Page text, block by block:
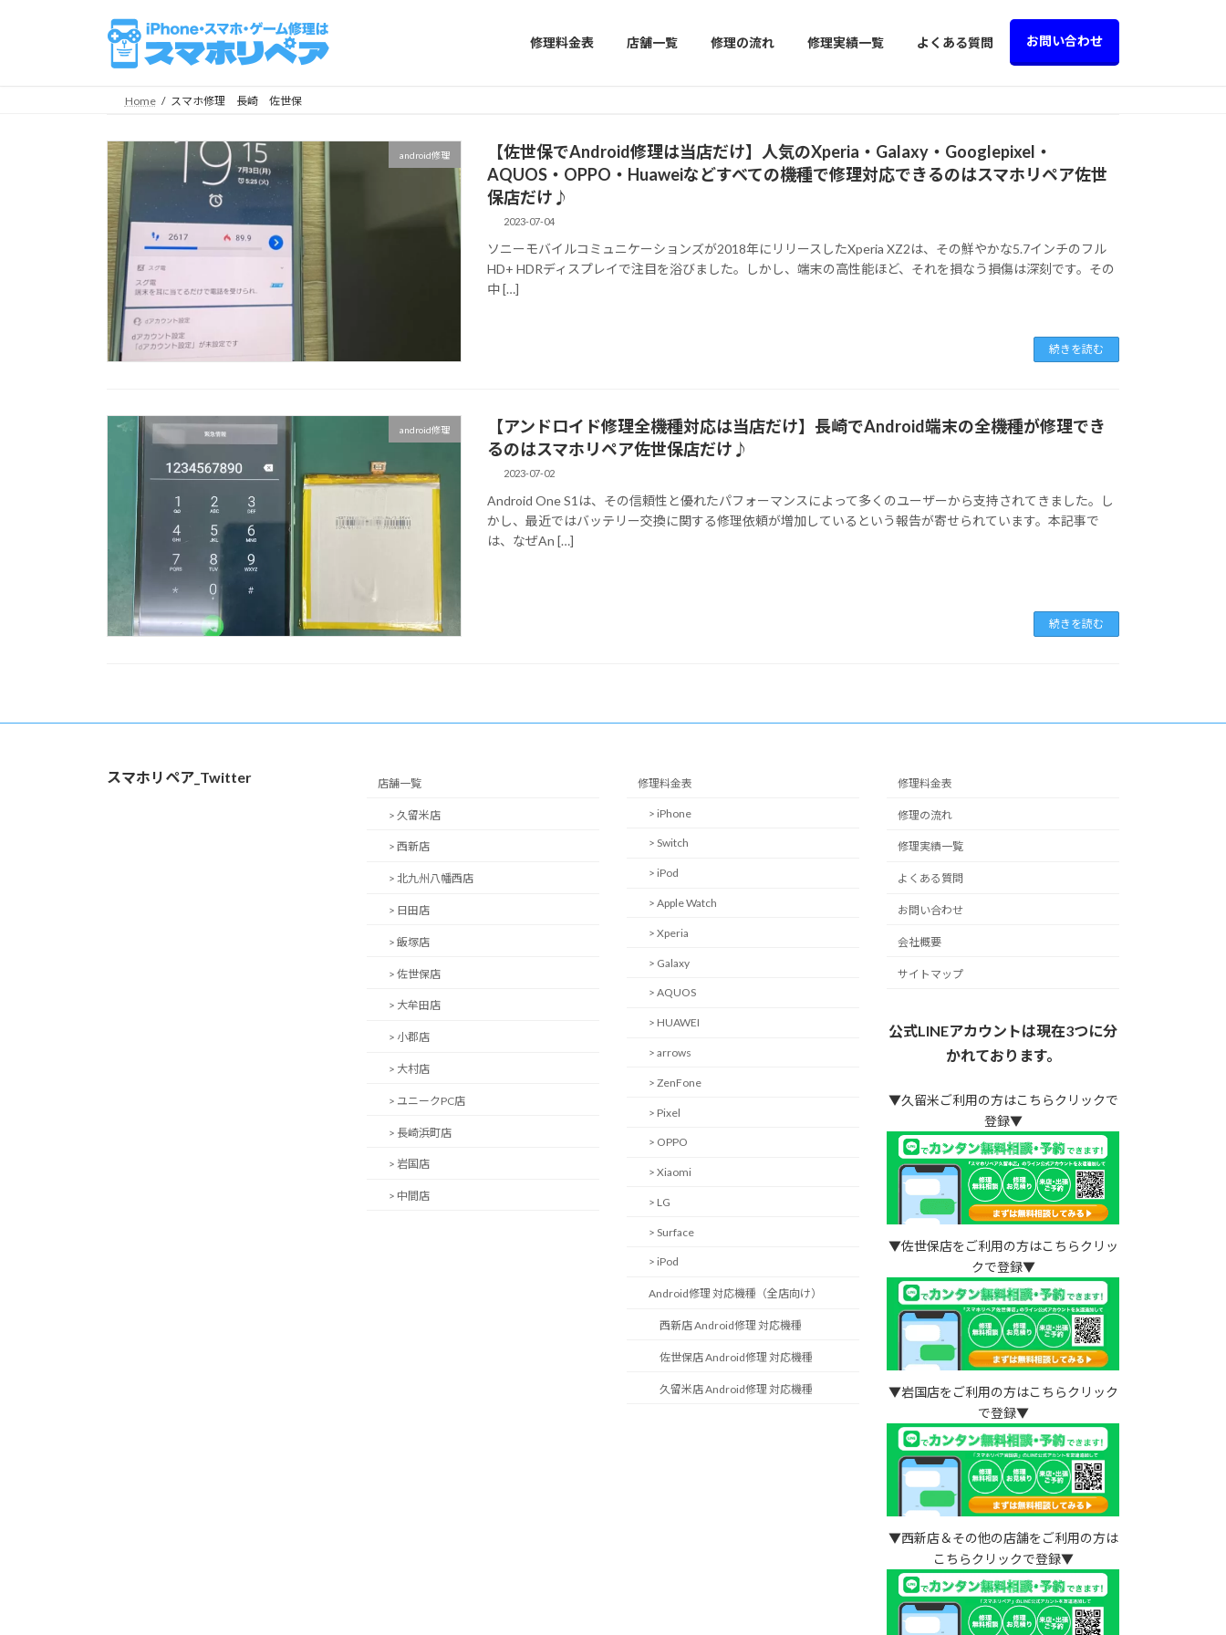
修理料金表 店舗一覧 修理の流れ 修理実績一覧 よくある質問 お問い合わせ
Home スマホ修理 長崎 佐世保
android修理
【佐世保でAndroid修理は当店だけ】人気のXperia・Galaxy・Googlepixel・
AQUOS・OPPO・Huaweiなどすべての機種で修理対応できるのはスマホリペア佐世
保店だけ♪
2023-07-04
ソニーモバイルコミュニケーションズが2018年にリリースしたXperia XZ2は、その鮮やかな5.7インチのフル
HD+ HDRディスプレイで注目を浴びました。しかし、端末の高性能ほど、それを損なう損傷は深刻です。その
中 […]
続きを読む
android修理
【アンドロイド修理全機種対応は当店だけ】長崎でAndroid端末の全機種が修理でき
るのはスマホリペア佐世保店だけ♪
2023-07-02
Android One S1は、その信頼性と優れたパフォーマンスによって多くのユーザーから支持されてきました。し
かし、最近ではバッテリー交換に関する修理依頼が増加しているという報告が寄せられています。本記事で
は、なぜAn […]
続きを読む
スマホリペア_Twitter 店舗一覧
> 久留米店
> 西新店
> 北九州八幡西店
> 日田店
> 飯塚店
> 佐世保店
> 大牟田店
> 小郡店
> 大村店
> ユニークPC店
> 長崎浜町店
> 岩国店
> 中間店
修理料金表
> iPhone
> Switch
> iPod
> Apple Watch
> Xperia
> Galaxy
> AQUOS
> HUAWEI
> arrows
> ZenFone
> Pixel
> OPPO
> Xiaomi
> LG
> Surface
> iPod
Android修理 対応機種（全店向け）
西新店 Android修理 対応機種
佐世保店 Android修理 対応機種
久留米店 Android修理 対応機種
修理料金表
修理の流れ
修理実績一覧
よくある質問
お問い合わせ
会社概要
サイトマップ
公式LINEアカウントは現在3つに分
かれております。
▼久留米ご利用の方はこちらクリックで
登録▼
▼佐世保店をご利用の方はこちらクリッ
クで登録▼
▼岩国店をご利用の方はこちらクリック
で登録▼
▼西新店＆その他の店舗をご利用の方は
こちらクリックで登録▼